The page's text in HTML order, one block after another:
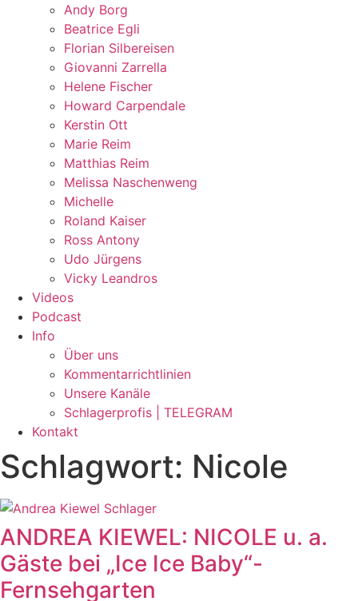
Andy Borg
Beatrice Egli
Florian Silbereisen
Giovanni Zarrella
Helene Fischer
Howard Carpendale
Kerstin Ott
Marie Reim
Matthias Reim
Melissa Naschenweng
Michelle
Roland Kaiser
Ross Antony
Udo Jürgens
Vicky Leandros
Videos
Podcast
Info
Über uns
Kommentarrichtlinien
Unsere Kanäle
Schlagerprofis | TELEGRAM
Kontakt
Schlagwort: Nicole
ANDREA KIEWEL: NICOLE u. a.
Gäste bei „Ice Ice Baby“-
Fernsehgarten